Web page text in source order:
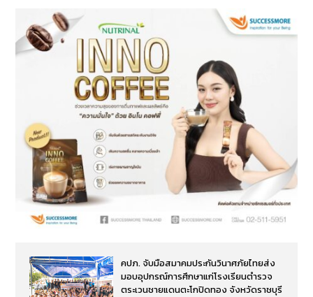
คปภ. จับมือสมาคมประกันวินาศภัยไทยส่ง
มอบอุปกรณ์การศึกษาแก่โรงเรียนตำรวจ
ตระเวนชายแดนตะโกปิดทอง จังหวัดราชบุรี